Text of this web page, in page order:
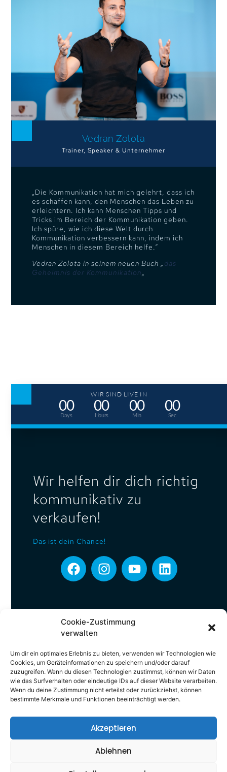
Cookie-Zustimmung
verwalten
Um dir ein optimales Erlebnis zu bieten, verwenden wir Technologien wie
Cookies, um Geräteinformationen zu speichern und/oder darauf
zuzugreifen. Wenn du diesen Technologien zustimmst, können wir Daten
wie das Surfverhalten oder eindeutige IDs auf dieser Website verarbeiten.
Wenn du deine Zustimmung nicht erteilst oder zurückziehst, können
bestimmte Merkmale und Funktionen beeinträchtigt werden.
Akzeptieren
Ablehnen
Vedran Zolota
Trainer, Speaker & Unternehmer
„Die Kommunikation hat mich gelehrt, dass ich
es schaffen kann, den Menschen das Leben zu
erleichtern. Ich kann Menschen Tipps und
Tricks im Bereich der Kommunikation geben.
Ich spüre, wie ich diese Welt durch
Kommunikation verbessern kann, indem ich
Menschen in diesem Bereich helfe.“
Vedran Zolota in seinem neuen Buch „ das
Geheimnis der Kommunikation„
WIR SIND LIVE IN
00
Days
00
Hours
00
Min
00
Sec
Wir helfen dir dich richtig
kommunikativ zu
verkaufen!
Das ist dein Chance!
Es sind nur 50 Plätze verfügbar! Sichere dir
jetzt deinen Platz!
Mit deiner Eintragung meldest du dich zum Newsletter an und
bestätigst deine Terminreservierung. Du kannst dich jederzeit
wieder abmelden. Informationen zum Abbestellen sowie unsere
Datenschutzpraktiken und unsere Verpflichtung zum Schutz